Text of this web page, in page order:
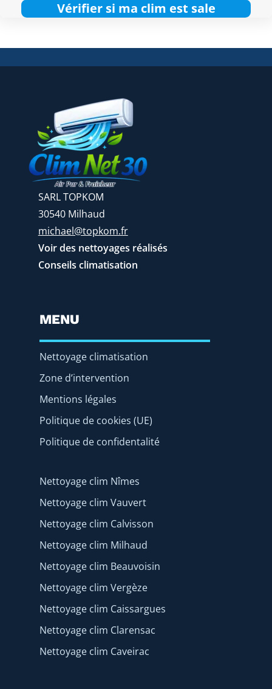
Vérifier si ma clim est sale
SARL TOPKOM
30540 Milhaud
michael@topkom.fr
Voir des nettoyages réalisés
Conseils climatisation
MENU
Nettoyage climatisation
Zone d’intervention
Mentions légales
Politique de cookies (UE)
Politique de confidentalité
Nettoyage clim Nîmes
Nettoyage clim Vauvert
Nettoyage clim Calvisson
Nettoyage clim Milhaud
Nettoyage clim Beauvoisin
Nettoyage clim Vergèze
Nettoyage clim Caissargues
Nettoyage clim Clarensac
Nettoyage clim Caveirac